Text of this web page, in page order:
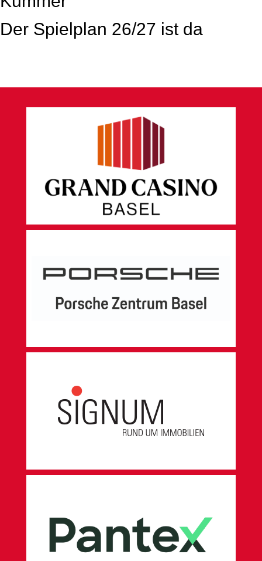
Der Spielplan 26/27 ist da